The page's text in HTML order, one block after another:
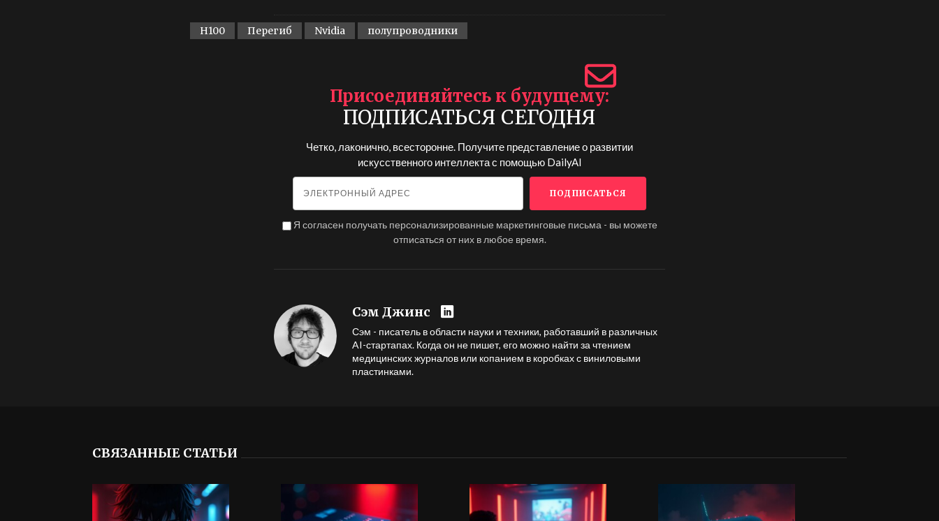
H100 Перегиб Nvidia полупроводники
Присоединяйтесь к будущему
ПОДПИСАТЬСЯ СЕГОДНЯ
Четко, лаконично, всесторонне. Получите представление о развитии
искусственного интеллекта с помощью DailyAI
Я согласен получать персонализированные маркетинговые письма - вы можете
отписаться от них в любое время.
Сэм Джинс
Сэм - писатель в области науки и техники, работавший в различных
AI-стартапах. Когда он не пишет, его можно найти за чтением
медицинских журналов или копанием в коробках с виниловыми
пластинками.
СВЯЗАННЫЕ СТАТЬИ